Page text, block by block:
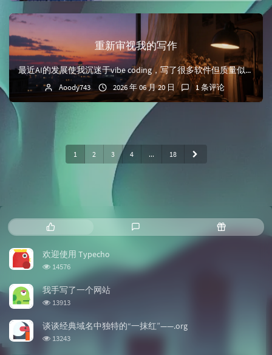
重新审视我的写作
最近AI的发展使我沉迷于vibe coding，写了很多软件但质量似乎并不是很高，完事之后又陷入了虚无的状态回看了一些之前非常喜爱的博客，又看了一遍曾经那...
Aoody743 2026 年 06 月 20 日 1 条评论
1 2 3 4 ... 18
热门文章 随机文章
欢迎使用 Typecho
浏览次数:
14576
我手写了一个网站
浏览次数:
13913
谈谈经典域名中独特的“一抹红”——.org
浏览次数:
13243